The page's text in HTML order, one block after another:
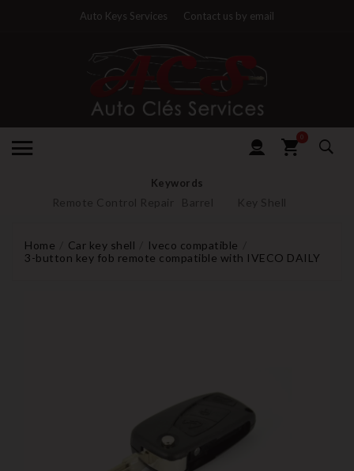
Auto Keys Services Contact us by email
0
Keywords
Remote Control Repair Barrel Key Shell
Home Car key shell
Iveco compatible
3-button key fob remote compatible with IVECO DAILY